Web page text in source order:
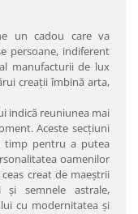
un cadou care va
persoane, indiferent
manufacturii de lux
creaţii îmbină arta,
indică reuniunea mai
Aceste secţiuni
timp pentru a putea
oamenilor
creat de maeştrii
şi semnele astrale,
cu modernitatea şi